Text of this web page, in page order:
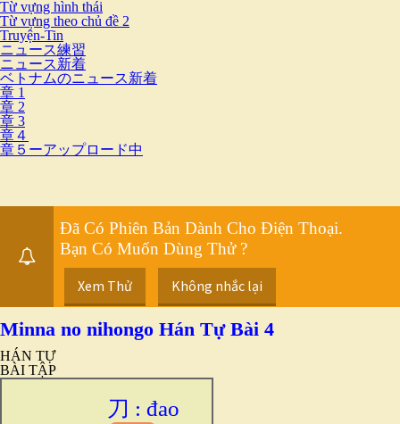
Từ vựng hình thái
Từ vựng theo chủ đề 2
Truyện-Tin
ニュース練習
ニュース新着
ベトナムのニュース新着
章 1
章 2
章 3
章４
章５ーアップロード中
Đã Có Phiên Bản Dành Cho Điện Thoại.
Bạn Có Muốn Dùng Thử ?
Xem Thử Không nhắc lại
Minna no nihongo Hán Tự Bài 4
HÁN TỰ
BÀI TẬP
刀 : đao